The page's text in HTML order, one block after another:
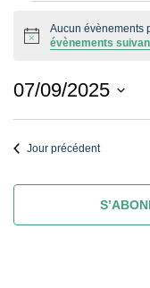
Évènements
For
7
Septembre,
2025
Notice
Aucun évènements
évènements
07/09/2025
Sélectionnez
uneJour précédent